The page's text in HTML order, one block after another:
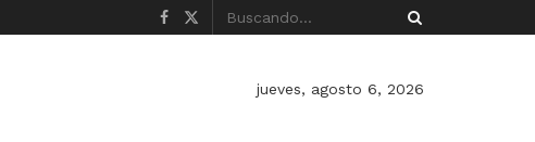
jueves, agosto 6, 2026